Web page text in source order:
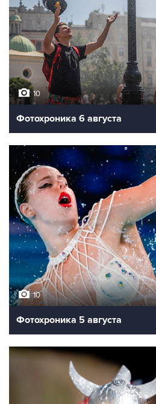
10
Фотохроника 6 августа
10
Фотохроника 5 августа